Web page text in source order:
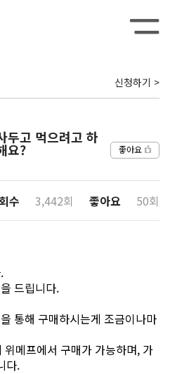
신청하기 >
두고 먹으려고 하
요? 좋아요
수 3,442회 좋아요 50회
드립니다.
통해 구매하시는게 조금이나마
메프에서 구매가 가능하며, 가
다.